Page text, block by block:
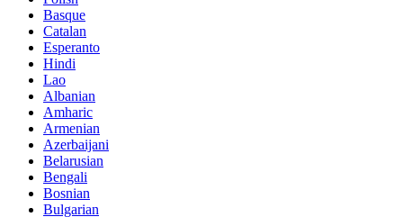
Basque
Catalan
Esperanto
Hindi
Lao
Albanian
Amharic
Armenian
Azerbaijani
Belarusian
Bengali
Bosnian
Bulgarian